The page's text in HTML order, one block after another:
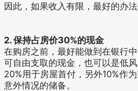
因此，如果收入有限，最好的办法
2. 保持占房价30%的现金
在购房之前，最好能做到在银行
可自由支取的现金，也可以是低
20%用于房屋首付，另外10%作
意外情况的储备。